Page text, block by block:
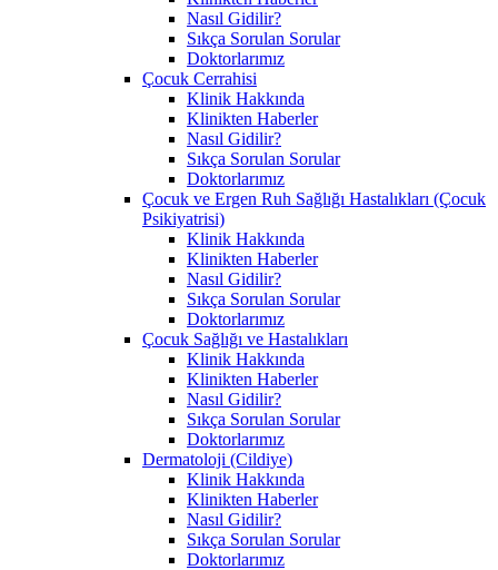
Nasıl Gidilir?
Sıkça Sorulan Sorular
Doktorlarımız
Çocuk Cerrahisi
Klinik Hakkında
Klinikten Haberler
Nasıl Gidilir?
Sıkça Sorulan Sorular
Doktorlarımız
Çocuk ve Ergen Ruh Sağlığı Hastalıkları (Çocuk
Psikiyatrisi)
Klinik Hakkında
Klinikten Haberler
Nasıl Gidilir?
Sıkça Sorulan Sorular
Doktorlarımız
Çocuk Sağlığı ve Hastalıkları
Klinik Hakkında
Klinikten Haberler
Nasıl Gidilir?
Sıkça Sorulan Sorular
Doktorlarımız
Dermatoloji (Cildiye)
Klinik Hakkında
Klinikten Haberler
Nasıl Gidilir?
Sıkça Sorulan Sorular
Doktorlarımız